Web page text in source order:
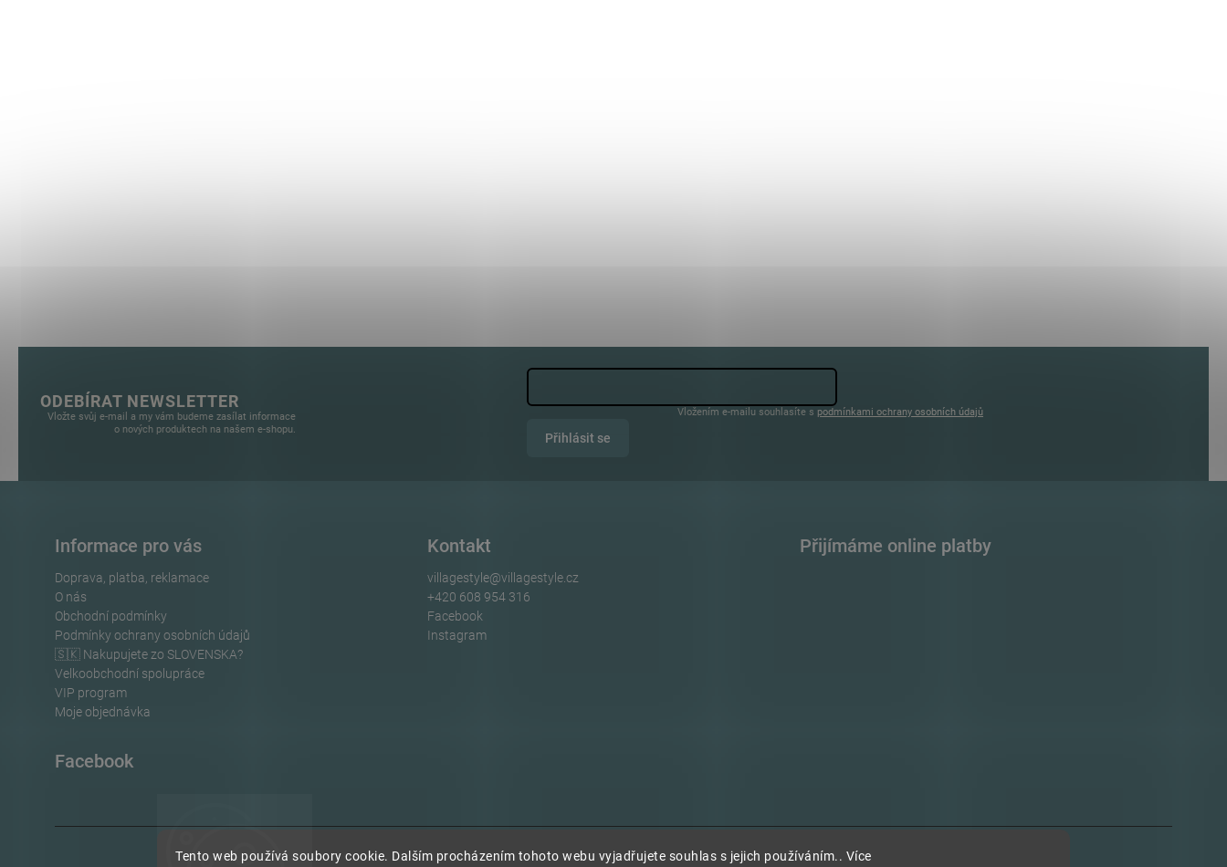
Tento web používá soubory cookie. Dalším procházením tohoto webu vyjadřujete souhlas s jejich používáním.. Více
ODEBÍRAT NEWSLETTER
Vložte svůj e-mail a my vám budeme zasílat informace
o nových produktech na našem e-shopu.
Vložením e-mailu souhlasíte s podmínkami ochrany osobních údajů
Přihlásit se
Informace pro vás
Doprava, platba, reklamace
O nás
Obchodní podmínky
Podmínky ochrany osobních údajů
🇸🇰 Nakupujete zo SLOVENSKA?
Velkoobchodní spolupráce
VIP program
Moje objednávka
Kontakt
villagestyle@villagestyle.cz
+420 608 954 316
Facebook
Instagram
Přijímáme online platby
Facebook